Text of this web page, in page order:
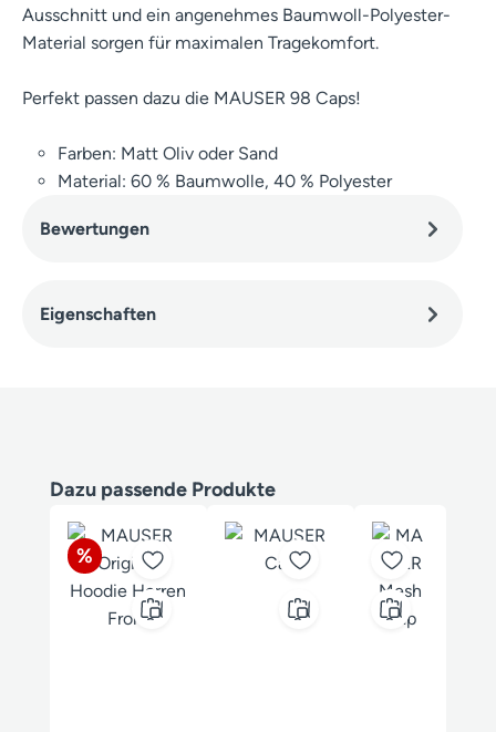
Ausschnitt und ein angenehmes Baumwoll-Polyester-
Material sorgen für maximalen Tragekomfort.
Perfekt passen dazu die MAUSER 98 Caps!
Farben: Matt Oliv oder Sand
Material: 60 % Baumwolle, 40 % Polyester
Bewertungen
Eigenschaften
Produktgalerie überspringen
Dazu passende Produkte
Rabatt
%